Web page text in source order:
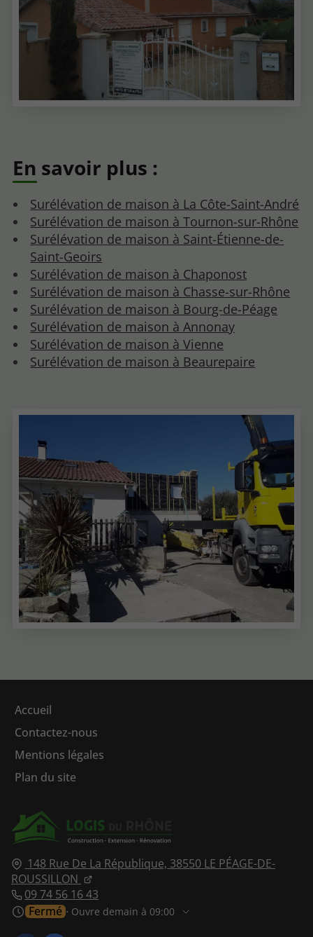
En savoir plus :
Surélévation de maison à La Côte-Saint-André
Surélévation de maison à Tournon-sur-Rhône
Surélévation de maison à Saint-Étienne-de-
Saint-Geoirs
Surélévation de maison à Chaponost
Surélévation de maison à Chasse-sur-Rhône
Surélévation de maison à Bourg-de-Péage
Surélévation de maison à Annonay
Surélévation de maison à Vienne
Surélévation de maison à Beaurepaire
148 Rue De La République, 38550 LE PÉAGE-DE-
ROUSSILLON
09 74 56 16 43
Fermé ⋅ Ouvre demain à 09:00
Accueil
Contactez-nous
Mentions légales
Plan du site